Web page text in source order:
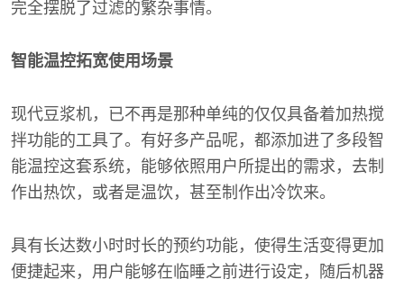
完全摆脱了过滤的繁杂事情。
智能温控拓宽使用场景
现代豆浆机，已不再是那种单纯的仅仅具备着加热搅
拌功能的工具了。有好多产品呢，都添加进了多段智
能温控这套系统，能够依照用户所提出的需求，去制
作出热饮，或者是温饮，甚至制作出冷饮来。
具有长达数小时时长的预约功能，使得生活变得更加
便捷起来，用户能够在临睡之前进行设定，随后机器